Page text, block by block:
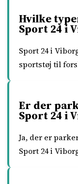
Hvilke
Sport 24 i
Sport 24 i
sportstøj til
Er der
Sport 24 i
Ja, der er
Sport 24 i